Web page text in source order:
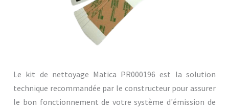
Le kit de nettoyage Matica PR000196 est la solution
technique recommandée par le constructeur pour assurer
le bon fonctionnement de votre système d'émission de